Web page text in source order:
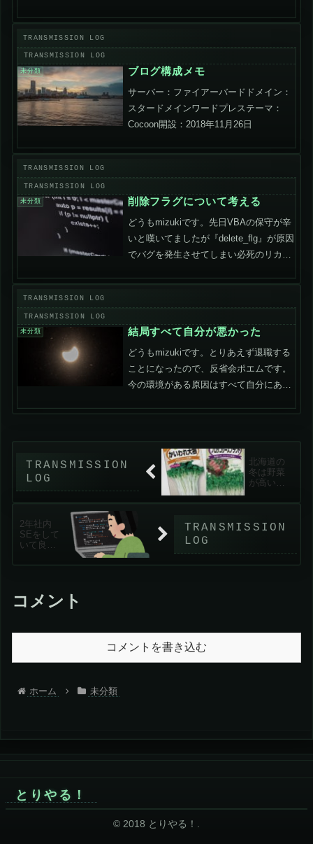
未分類 ブログ構成メモ
サーバー：ファイアーバードドメイン：
スタードメインワードプレステーマ：
Cocoon開設：2018年11月26日
未分類 削除フラグについて考える
どうもmizukiです。先日VBAの保守が辛
いと嘆いてましたが『delete_flg』が原因
でバグを発生させてしまい必死のリカバ
もそも改修予算がないのでフィールドの
未分類 結局すべて自分が悪かった
どうもmizukiです。とりあえず退職する
ことになったので、反省会ポエムです。
今の環境がある原因はすべて自分にある
した。良い会社は人を選びます。一度ア
秀な人が多く、そこ...
北海道の
冬は野菜
が高いの
培につい
2年社内
SEをして
いて良か
悪かった
コメント
コメントを書き込む
ホーム 未分類
とりやる！
© 2018 とりやる！.